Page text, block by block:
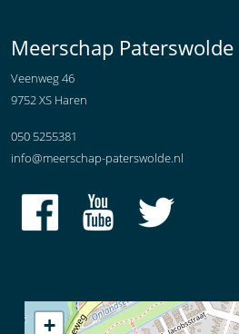
Meerschap Paterswolde
Veenweg 46
9752 XS Haren
050 5255381
info@meerschap-paterswolde.nl
+